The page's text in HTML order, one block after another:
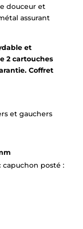
douceur et
assurant
et
2 cartouches
Coffret
et gauchers
posté :